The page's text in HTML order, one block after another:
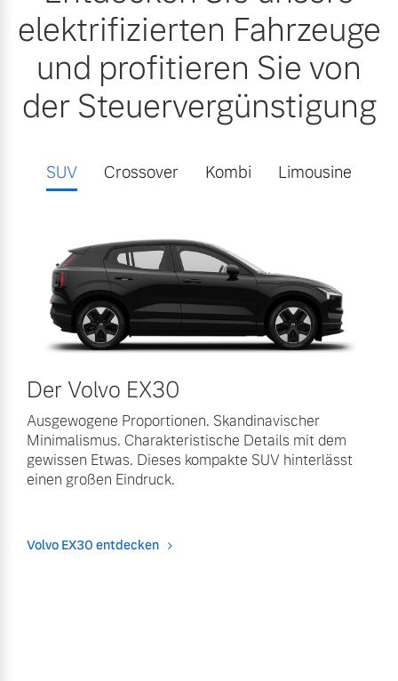
elektrifizierten Fahrzeuge
und profitieren Sie von
der Steuervergünstigung
SUV Crossover Kombi Limousine
Der Volvo EX30
Ausgewogene Proportionen. Skandinavischer
Minimalismus. Charakteristische Details mit dem
gewissen Etwas. Dieses kompakte SUV hinterlässt
einen großen Eindruck.
Volvo EX30 entdecken